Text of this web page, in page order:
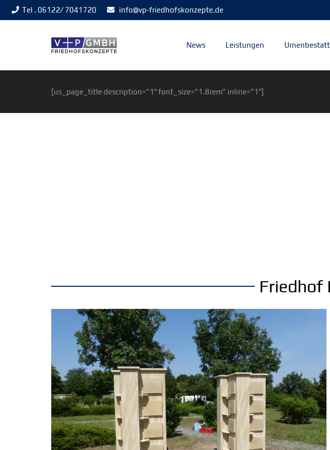
Tel . 06122/ 7041720 info@vp-friedhofskonzepte.de
News Leistungen
[us_page_title description=”1″ font_size=”1.8rem” inline=”1″]
Friedhof